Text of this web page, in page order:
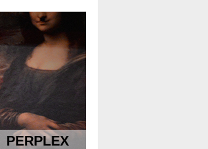
PERPLEX